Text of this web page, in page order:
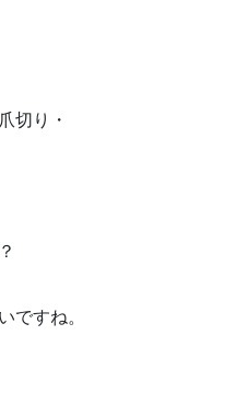
切り・
ですね。